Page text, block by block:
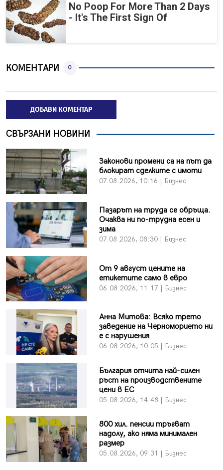
No Poop For More Than 2 Days
- It's The First Sign Of
КОМЕНТАРИ 0
ДОБАВИ КОМЕНТАР
СВЪРЗАНИ НОВИНИ
Законови промени са на път да
блокират сделките с имоти
07.08.2026, 10:16 | Бизнес
Пазарът на труда се обръща.
Очаква ни по-трудна есен и
зима
07.08.2026, 08:30 | Бизнес
От 9 август цените на
етикетите само в евро
06.08.2026, 11:17 | Бизнес
Анна Митова: Всяко трето
заведение на Черноморието ни
е с нарушения
06.08.2026, 10:05 | Бизнес
България отчита най-силен
ръст на производствените
цени в ЕС
05.08.2026, 14:48 | Бизнес
800 хил. пенсии тръгват
надолу, ако няма минимален
размер
05.08.2026, 09:31 | Бизнес